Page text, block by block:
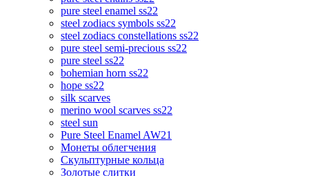
pure steel enamel ss22
steel zodiacs symbols ss22
steel zodiacs constellations ss22
pure steel semi-precious ss22
pure steel ss22
bohemian horn ss22
hope ss22
silk scarves
merino wool scarves ss22
steel sun
Pure Steel Enamel AW21
Монеты облегчения
Скульптурные кольца
Золотые слитки